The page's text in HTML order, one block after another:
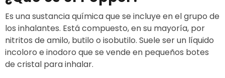
Es una sustancia química que se incluye en el grupo de
los inhalantes. Está compuesto, en su mayoría, por
nitritos de amilo, butilo o isobutilo. Suele ser un líquido
incoloro e inodoro que se vende en pequeños botes
de cristal para inhalar.